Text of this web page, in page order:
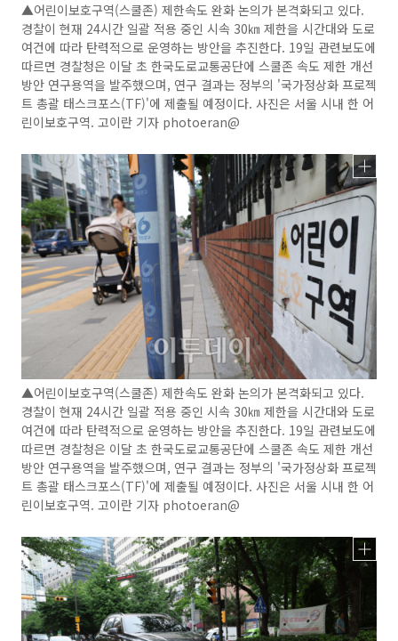
▲어린이보호구역(스쿨존) 제한속도 완화 논의가 본격화되고 있다.
경찰이 현재 24시간 일괄 적용 중인 시속 30㎞ 제한을 시간대와 도로
여건에 따라 탄력적으로 운영하는 방안을 추진한다. 19일 관련보도에
따르면 경찰청은 이달 초 한국도로교통공단에 스쿨존 속도 제한 개선
방안 연구용역을 발주했으며, 연구 결과는 정부의 '국가정상화 프로젝
트 총괄 태스크포스(TF)'에 제출될 예정이다. 사진은 서울 시내 한 어
린이보호구역. 고이란 기자 photoeran@
▲어린이보호구역(스쿨존) 제한속도 완화 논의가 본격화되고 있다.
경찰이 현재 24시간 일괄 적용 중인 시속 30㎞ 제한을 시간대와 도로
여건에 따라 탄력적으로 운영하는 방안을 추진한다. 19일 관련보도에
따르면 경찰청은 이달 초 한국도로교통공단에 스쿨존 속도 제한 개선
방안 연구용역을 발주했으며, 연구 결과는 정부의 '국가정상화 프로젝
트 총괄 태스크포스(TF)'에 제출될 예정이다. 사진은 서울 시내 한 어
린이보호구역. 고이란 기자 photoeran@